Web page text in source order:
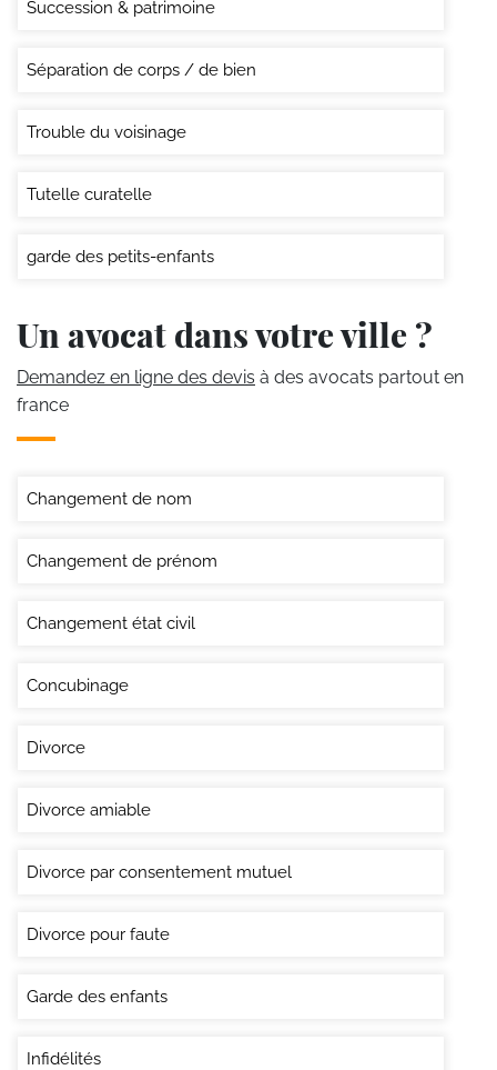
Succession & patrimoine
Séparation de corps / de bien
Trouble du voisinage
Tutelle curatelle
garde des petits-enfants
Un avocat dans votre ville ?
Demandez en ligne des devis à des avocats partout en
france
Changement de nom
Changement de prénom
Changement état civil
Concubinage
Divorce
Divorce amiable
Divorce par consentement mutuel
Divorce pour faute
Garde des enfants
Infidélités